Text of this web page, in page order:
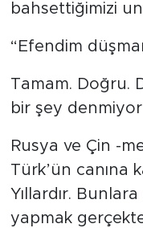
bahsettiğimizi
“Efendim
Tamam. Doğru.
bir şey
Rusya ve Çin -
Türk’ün canına
Yıllardır.
yapmak